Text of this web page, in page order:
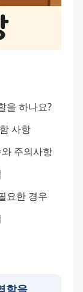
을 하나요?
사항
주의사항
요한 경우
할을